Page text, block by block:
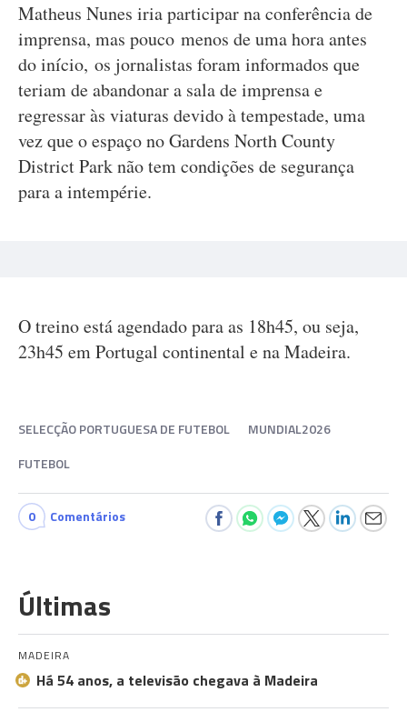
Matheus Nunes iria participar na conferência de
imprensa, mas pouco menos de uma hora antes
do início, os jornalistas foram informados que
teriam de abandonar a sala de imprensa e
regressar às viaturas devido à tempestade, uma
vez que o espaço no Gardens North County
District Park não tem condições de segurança
para a intempérie.
O treino está agendado para as 18h45, ou seja,
23h45 em Portugal continental e na Madeira.
SELECÇÃO PORTUGUESA DE FUTEBOL
MUNDIAL2026
FUTEBOL
0 Comentários
Últimas
MADEIRA
Há 54 anos, a televisão chegava à Madeira